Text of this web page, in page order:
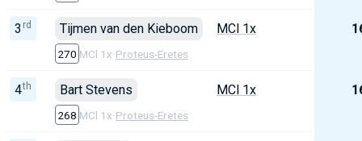
3 rd Tijmen van den Kieboom
270 MCl 1x·Proteus-Eretes
MCl 1x
4th Bart Stevens
268 MCl 1x·Proteus-Eretes
MCl 1x